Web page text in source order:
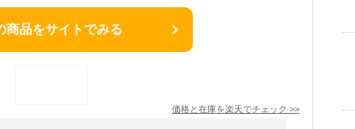
商品をサイトでみる
価格と在庫を楽天でチェック >>